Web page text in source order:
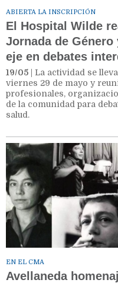
ABIERTA LA INSCRIPCIÓN
El Hospital Wilde
Jornada de Género
eje en debates
19/05 | La actividad se
viernes 29 de mayo y
profesionales,
de la comunidad para
salud.
EN EL CMA
Avellaneda